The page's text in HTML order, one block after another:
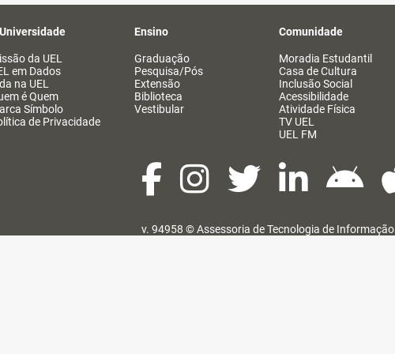
da UEL
em Dados
na UEL
é Quem
Símbolo
de Privacidade
Ensino
Graduação
Pesquisa/Pós
Extensão
Biblioteca
Vestibular
Comunidade
Moradia Estudantil
Casa de Cultura
Inclusão Social
Acessibilidade
Atividade Física
TV UEL
UEL FM
v. 94958 ©Assessoria de Tecnologia de Informação